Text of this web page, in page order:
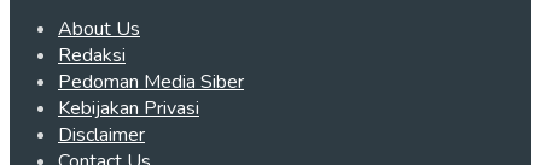
About Us
Redaksi
Pedoman Media Siber
Kebijakan Privasi
Disclaimer